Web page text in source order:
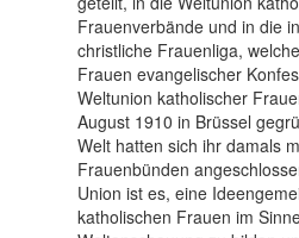
Frauenverbände und in die
christliche Frauenliga,
Frauen evangelischer
Weltunion katholischer
August 1910 in Brüssel
Welt hatten sich ihr damals
Frauenbünden
Union ist es, eine
katholischen Frauen im